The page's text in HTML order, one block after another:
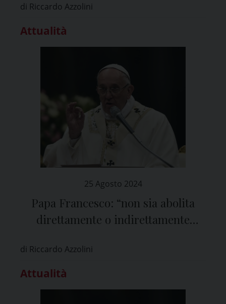
di Riccardo Azzolini
Attualità
25 Agosto 2024
Papa Francesco: “non sia abolita
direttamente o indirettamente
non si toccano!”
di Riccardo Azzolini
Attualità